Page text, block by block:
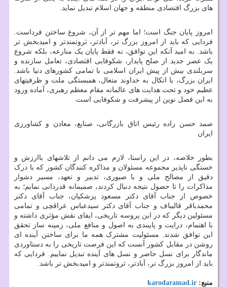
های بزرگ اقتصادی منطقه و جهان اسلام تبدیل نماید.
امروز پایان جنگ است؛ اما مهم تر از آن، شروع ساختن فرداست.
فردایی که باید از امروز بزرگ تر، آبادتر، ثروتمندتر و امیدبخش تر
باشد. به امید آنکه این توافق، نه فقط پایان یک منازعه، بلکه شروع
یک عصر جدید از صلح پایدار، شکوفایی اقتصادی، تعامل سازنده و
سربلندی بیش از پیش ایران اسلامی با تمامی کشورهای دنیا باشد.
ایران بزرگ، با اتکال به خداوند متعال، همبستگی ملت و ظرفیتهای
عظیم خود و تحت هدایت های عالمانه مقام معظم رهبری، آماده ورود
به این فصل نوین از پیشرفت و شکوفایی است.
صمد حسن زاده رئیس اتاق بازرگانی، صنایع، معادن و کشاورزی
ایران
بطور خلاصه، در این راستا، لازم می دانم از تلاشهای باارزش و
خستگی ناپذیر مجموعه مسئولان و مذاکره کنندگان کشور که با درک
دقیق از مصالح ملی و با صبوری، تدبیر و تعهد، مسیر دشوار
مذاکرات را تا حصول نتیجه دنبال کردند، صمیمانه قدردانی نمایم؛ به
خصوص از جناب آقای دکتر مسعود پزشکیان، جناب آقای دکتر
محمدباقر قالیباف و جناب آقای دکتر سیدعباس عراقچی و تمامی
مسئولین دیگر که در این پروسه تاریخی، ایفای نقش مؤثری داشته و
با اهتمام، درایت و پایبندی به اصول و منافع ملی، زمینه ساز تحقق
این توافق شدند. مسئولیت مشترک همه ما برای ساختن آینده ای
روشن در مقابل کشور آنست که این فرصت تاریخی را به دستاوردی
ماندگار برای نسل حاضر و نسل های آینده تبدیل نماییم. فردایی که
باید از امروز بزرگ تر، آبادتر، ثروتمندتر و امیدبخش تر باشد.
منبع: karodaramad.ir